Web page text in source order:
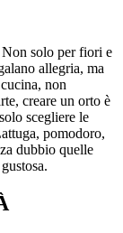
solo per fiori e
allegria, ma
non
creare un orto è
scegliere le
pomodoro,
dubbio quelle